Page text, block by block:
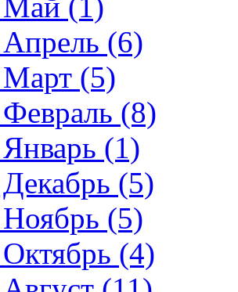
Май (1)
(6)
(5)
(8)
(1)
(5)
(5)
(4)